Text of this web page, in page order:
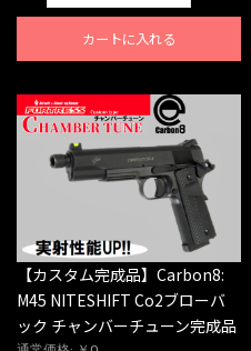
カートに入れる
【カスタム完成品】Carbon8:
M45 NITESHIFT Co2ブローバ
ック チャンバーチューン完成品